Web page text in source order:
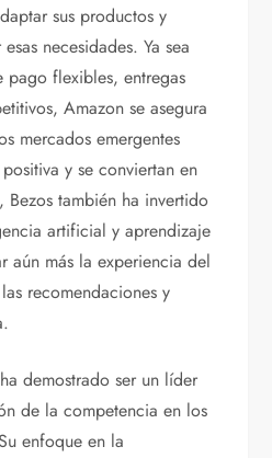
sus productos y
necesidades. Ya sea
flexibles, entregas
Amazon se asegura
mercados emergentes
y se conviertan en
Bezos también ha invertido
artificial y aprendizaje
aún más la experiencia del
recomendaciones y
demostrado ser un líder
de la competencia en los
enfoque en la